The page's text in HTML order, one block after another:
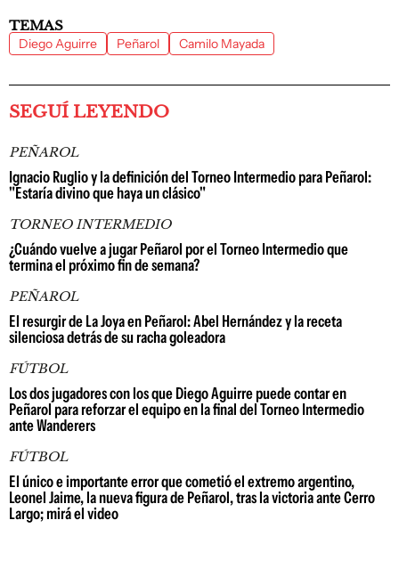
TEMAS
Diego Aguirre Peñarol Camilo Mayada
SEGUÍ LEYENDO
PEÑAROL
Ignacio Ruglio y la definición del Torneo Intermedio para Peñarol:
"Estaría divino que haya un clásico"
TORNEO INTERMEDIO
¿Cuándo vuelve a jugar Peñarol por el Torneo Intermedio que
termina el próximo fin de semana?
PEÑAROL
El resurgir de La Joya en Peñarol: Abel Hernández y la receta
silenciosa detrás de su racha goleadora
FÚTBOL
Los dos jugadores con los que Diego Aguirre puede contar en
Peñarol para reforzar el equipo en la final del Torneo Intermedio
ante Wanderers
FÚTBOL
El único e importante error que cometió el extremo argentino,
Leonel Jaime, la nueva figura de Peñarol, tras la victoria ante Cerro
Largo; mirá el video